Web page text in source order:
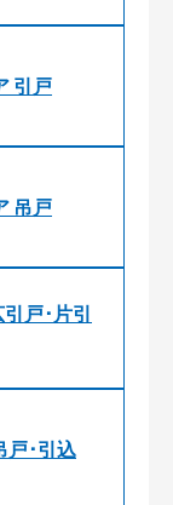
引戸
吊戸
戸･片引
戸･引込